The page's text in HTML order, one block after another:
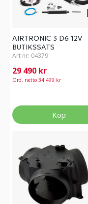
AIRTRONIC 3 D6 12V
BUTIKSSATS
Art nr: 04379
29 490 kr
Ord. netto 34 499 kr
Köp